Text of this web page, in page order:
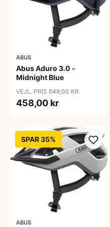
ABUS
Abus Aduro 3.0 -
Midnight Blue
VEJL. PRIS 649,00 KR
458,00 kr
SPAR 35%
ABUS